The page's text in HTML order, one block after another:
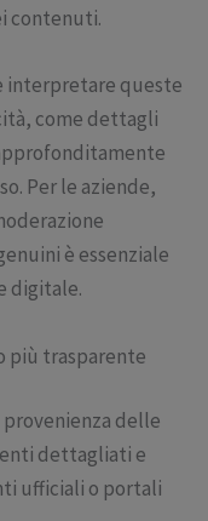
contenuti.
interpretare queste
come dettagli
Per le aziende,
è essenziale
digitale.
più trasparente
delle
dettagliati e
ufficiali o portali